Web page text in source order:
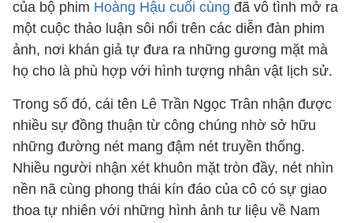
của bộ phim Hoàng Hậu cuối cùng đã vô tình mở ra
một cuộc thảo luận sôi nổi trên các diễn đàn phim
ảnh, nơi khán giả tự đưa ra những gương mặt mà
họ cho là phù hợp với hình tượng nhân vật lịch sử.
Trong số đó, cái tên Lê Trần Ngọc Trân nhận được
nhiều sự đồng thuận từ công chúng nhờ sở hữu
những đường nét mang đậm nét truyền thống.
Nhiều người nhận xét khuôn mặt tròn đầy, nét nhìn
nền nã cùng phong thái kín đáo của cô có sự giao
thoa tự nhiên với những hình ảnh tư liệu về Nam